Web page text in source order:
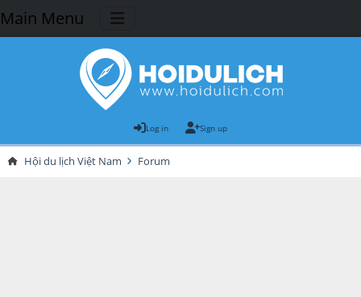
Main Menu
Log in Sign up
Hội du lịch Việt Nam Forum